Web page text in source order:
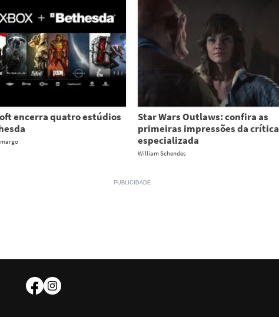
encerra quatro estúdios
Star Wars Outlaws: confira as
primeiras impressões da crítica
especializada
William Schendes